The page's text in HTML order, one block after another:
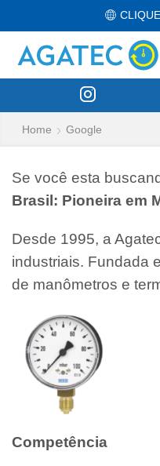
Home Google
Se você esta
Brasil: Pioneira em
Desde 1995, a
industriais. Fundada
de manômetros e
Competência